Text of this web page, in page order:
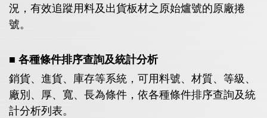
況，有效追蹤用料及出貨板材之原始爐號的原廠捲
號。
■ 各種條件排序查詢及統計分析
銷貨、進貨、庫存等系統，可用料號、材質、等級、
廠別、厚、寬、長為條件，依各種條件排序查詢及統
計分析列表。